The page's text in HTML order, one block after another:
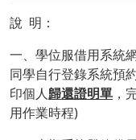
說 明：
一、學位服借用系統
同學自行登錄系統預
印個人歸還證明單 ，
用作業時程)